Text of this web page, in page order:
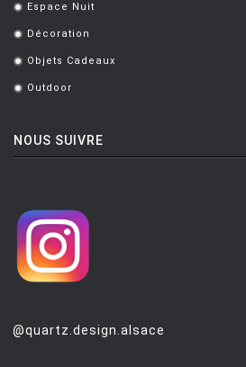
. Espace Nuit
. Décoration
. Objets Cadeaux
. Outdoor
NOUS SUIVRE
@quartz.design.alsace